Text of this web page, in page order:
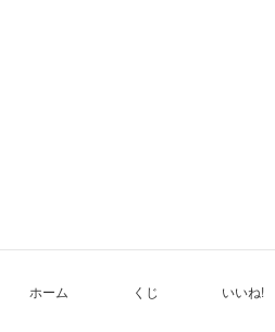
ホーム くじ いいね!